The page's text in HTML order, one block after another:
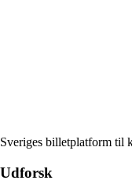
Sveriges billetplatform til
Udforsk